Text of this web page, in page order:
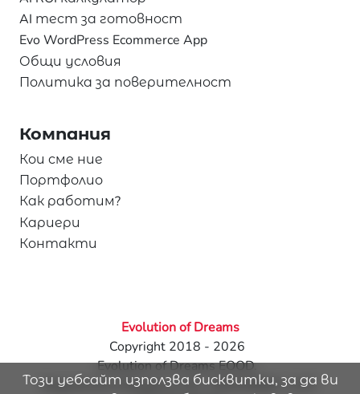
Този уебсайт използва бисквитки, за да ви
AI тест за готовност
Evo WordPress Ecommerce App
Общи условия
Политика за поверителност
Компания
Кои сме ние
Портфолио
Как работим?
Кариери
Контакти
Evolution of Dreams
Copyright 2018 - 2026
Evolution of Dreams EOOD.
Registered in Bulgaria | UIC: 205226681 | VAT: